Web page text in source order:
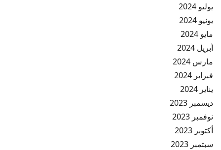
يوليو 2024
يونيو 2024
مايو 2024
أبريل 2024
مارس 2024
فبراير 2024
يناير 2024
ديسمبر 2023
نوفمبر 2023
أكتوبر 2023
سبتمبر 2023